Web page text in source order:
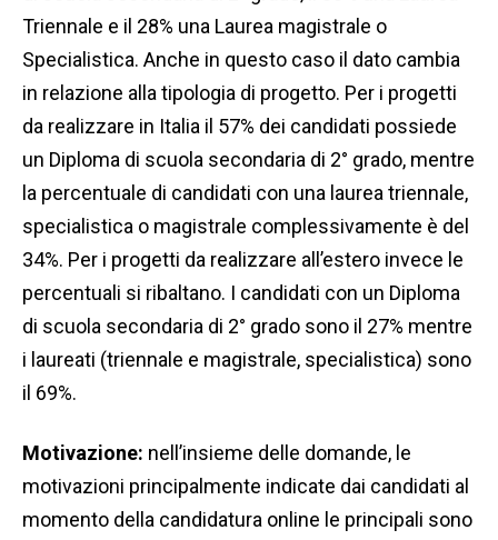
Triennale e il 28% una Laurea magistrale o
Specialistica. Anche in questo caso il dato cambia
in relazione alla tipologia di progetto. Per i progetti
da realizzare in Italia il 57% dei candidati possiede
un Diploma di scuola secondaria di 2° grado, mentre
la percentuale di candidati con una laurea triennale,
specialistica o magistrale complessivamente è del
34%. Per i progetti da realizzare all’estero invece le
percentuali si ribaltano. I candidati con un Diploma
di scuola secondaria di 2° grado sono il 27% mentre
i laureati (triennale e magistrale, specialistica) sono
il 69%.
Motivazione: nell’insieme delle domande, le
motivazioni principalmente indicate dai candidati al
momento della candidatura online le principali sono